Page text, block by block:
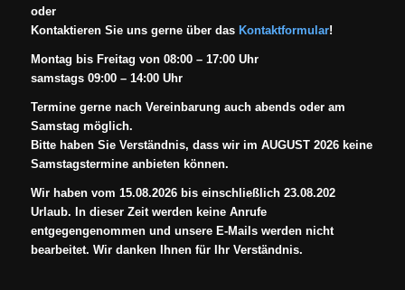
oder
Kontaktieren Sie uns gerne über das Kontaktformular!
Montag bis Freitag von 08:00 – 17:00 Uhr
samstags 09:00 – 14:00 Uhr
Termine gerne nach Vereinbarung auch abends oder am
Samstag möglich.
Bitte haben Sie Verständnis, dass wir im AUGUST 2026 keine
Samstagstermine anbieten können.
Wir haben vom 15.08.2026 bis einschließlich 23.08.202
Urlaub. In dieser Zeit werden keine Anrufe
entgegengenommen und unsere E-Mails werden nicht
bearbeitet. Wir danken Ihnen für Ihr Verständnis.